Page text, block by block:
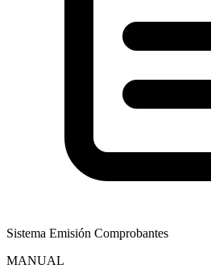
Sistema Emisión Comprobantes
MANUAL